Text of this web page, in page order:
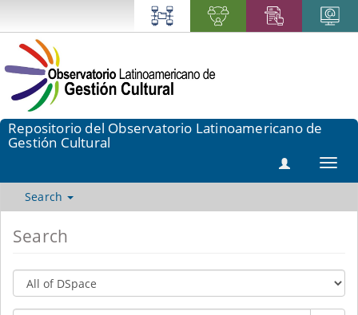
Repositorio del Observatorio Latinoamericano de
Gestión Cultural
Search
Search